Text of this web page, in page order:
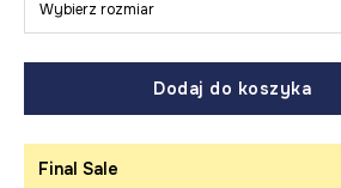
Wybierz rozmiar
Dodaj do koszyka
Final Sale